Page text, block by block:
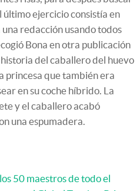
último ejercicio consistía en
redacción usando todos
Bona en otra publicación
del caballero del huevo
princesa que también era
en su coche híbrido. La
y el caballero acabó
una espumadera.
50 maestros de todo el